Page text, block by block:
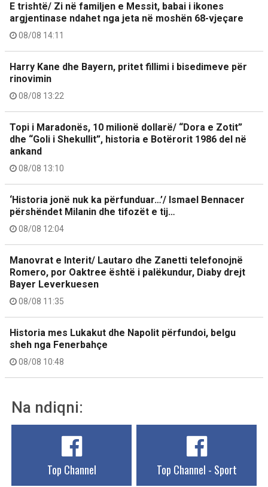
E trishtë/ Zi në familjen e Messit, babai i ikones
argjentinase ndahet nga jeta në moshën 68-vjeçare
08/08 14:11
Harry Kane dhe Bayern, pritet fillimi i bisedimeve për
rinovimin
08/08 13:22
Topi i Maradonës, 10 milionë dollarë/ “Dora e Zotit”
dhe “Goli i Shekullit”, historia e Botërorit 1986 del në
ankand
08/08 13:10
‘Historia jonë nuk ka përfunduar…’/ Ismael Bennacer
përshëndet Milanin dhe tifozët e tij…
08/08 12:04
Manovrat e Interit/ Lautaro dhe Zanetti telefonojnë
Romero, por Oaktree është i palëkundur, Diaby drejt
Bayer Leverkuesen
08/08 11:35
Historia mes Lukakut dhe Napolit përfundoi, belgu
sheh nga Fenerbahçe
08/08 10:48
Na ndiqni:
Top Channel Top Channel - Sport